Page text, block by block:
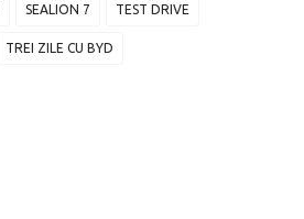
SEALION 7 TEST DRIVE
TREI ZILE CU BYD